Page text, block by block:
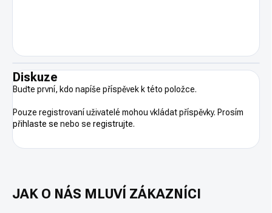
Diskuze
Buďte první, kdo napíše příspěvek k této položce.
Pouze registrovaní uživatelé mohou vkládat příspěvky. Prosím
přihlaste se nebo se registrujte.